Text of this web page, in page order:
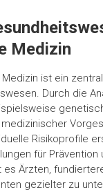
Medizin
ist ein
Durch die
Risikoprofile
für Prävention
Ärzten,
gezielter zu